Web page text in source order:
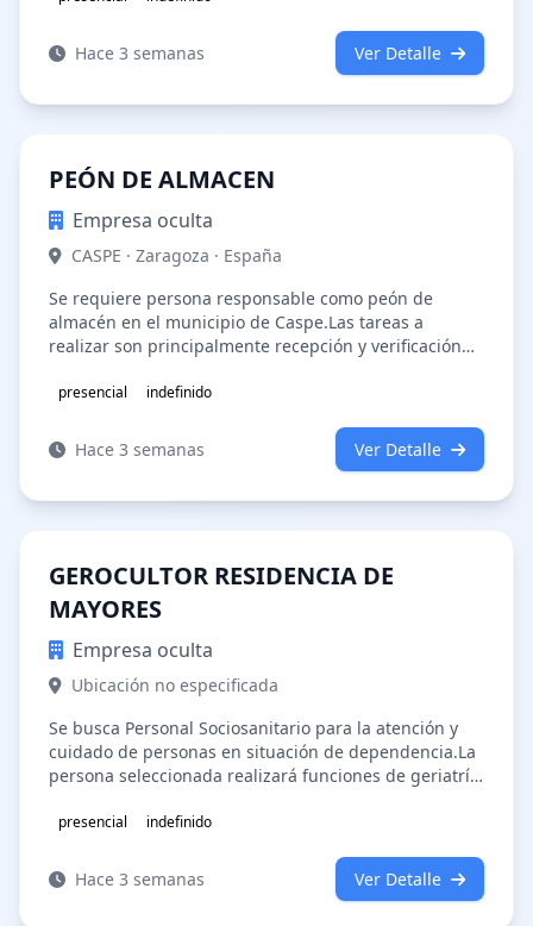
Hace 3 semanas Ver Detalle
PEÓN DE ALMACEN
Empresa oculta
CASPE · Zaragoza · España
Se requiere persona responsable como peón de
almacén en el municipio de Caspe.Las tareas a
realizar son principalmente recepción y verificación
presencial indefinido
Hace 3 semanas Ver Detalle
GEROCULTOR RESIDENCIA DE
MAYORES
Empresa oculta
Ubicación no especificada
Se busca Personal Sociosanitario para la atención y
cuidado de personas en situación de dependencia.La
persona seleccionada realizará funciones de geriatría
presencial indefinido
Hace 3 semanas Ver Detalle